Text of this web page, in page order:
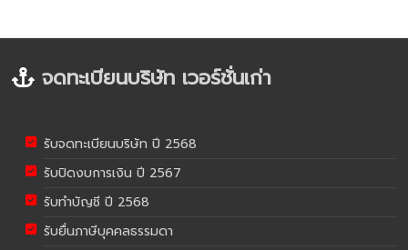
จดทะเบียนบริษัท เวอร์ชั่นเก่า
รับจดทะเบียนบริษัท ปี 2568
รับปิดงบการเงิน ปี 2567
รับทำบัญชี ปี 2568
รับยื่นภาษีบุคคลธรรมดา